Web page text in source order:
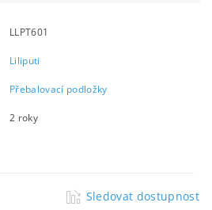
LLPT601
Liliputi
Přebalovací podložky
2 roky
Sledovat dostupnost